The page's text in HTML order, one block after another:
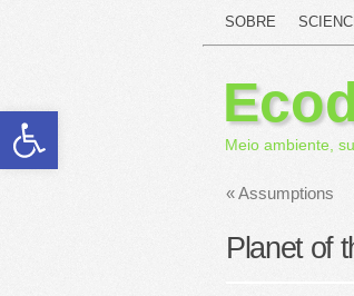
Abrir a barra de
SOBRE
Meio ambiente,
«Assumptions
Planet of